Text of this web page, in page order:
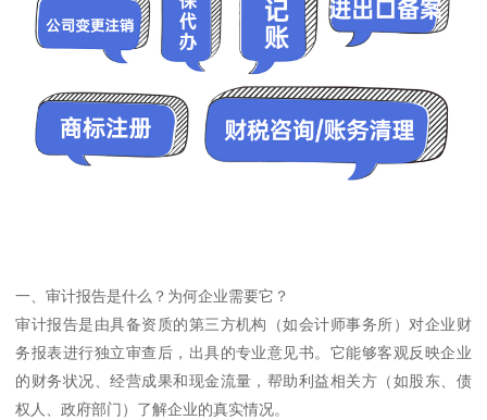
一、审计报告是什么？为何企业需要它？
审计报告是由具备资质的第三方机构（如会计师事务所）对企业财
务报表进行独立审查后，出具的专业意见书。它能够客观反映企业
的财务状况、经营成果和现金流量，帮助利益相关方（如股东、债
权人、政府部门）了解企业的真实情况。